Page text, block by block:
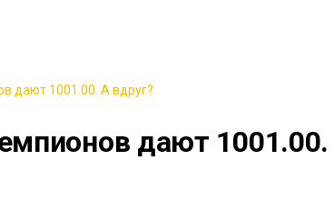
дают 1001.00. А вдруг?
дают 1001.00.